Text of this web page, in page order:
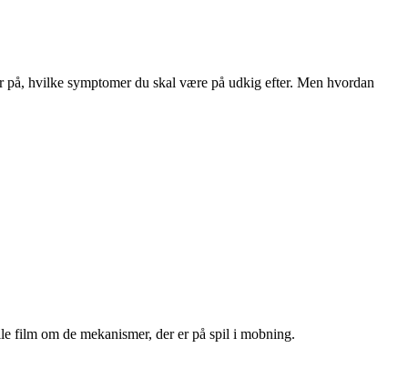
hvilke symptomer du skal være på udkig efter. Men hvordan
film om de mekanismer, der er på spil i mobning.